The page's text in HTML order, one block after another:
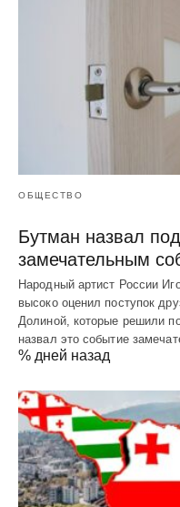
ОБЩЕСТВО
Бутман назвал
замечательным
Народный артист России
высоко оценил поступок
Долиной, которые решили
назвал это событие
% дней назад